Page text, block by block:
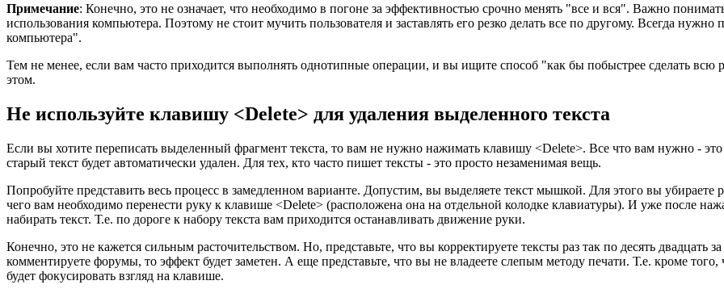
Примечание: Конечно, это не означает, что необходимо в погоне за эффективностью срочно менять "все и вся". Важно
использования компьютера. Поэтому не стоит мучить пользователя и заставлять его резко делать все по другому. Всегда
компьютера".
Тем не менее, если вам часто приходится выполнять однотипные операции, и вы ищите способ "как бы побыстрее сделать всю
этом.
Не используйте клавишу <Delete> для удаления выделенного текста
Если вы хотите переписать выделенный фрагмент текста, то вам не нужно нажимать клавишу <Delete>. Все что вам нужно - это
старый текст будет автоматически удален. Для тех, кто часто пишет тексты - это просто незаменимая вещь.
Попробуйте представить весь процесс в замедленном варианте. Допустим, вы выделяете текст мышкой. Для этого вы
чего вам необходимо перенести руку к клавише <Delete> (расположена она на отдельной колодке клавиатуры). И уже после
набирать текст. Т.е. по дороге к набору текста вам приходится останавливать движение руки.
Конечно, это не кажется сильным расточительством. Но, представьте, что вы корректируете тексты раз так по десять
комментируете форумы, то эффект будет заметен. А еще представьте, что вы не владеете слепым методу печати. Т.е. кроме
будет фокусировать взгляд на клавише.